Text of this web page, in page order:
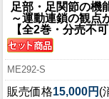
足部・足関節の機
～運動連鎖の観点
【全2巻・分売不可
ME292-S
販売価格15,000円 (